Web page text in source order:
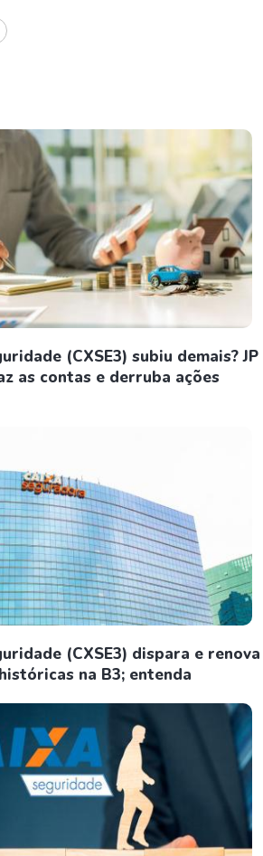
(CXSE3) subiu demais? JP
as contas e derruba ações
(CXSE3) dispara e renova
na B3; entenda